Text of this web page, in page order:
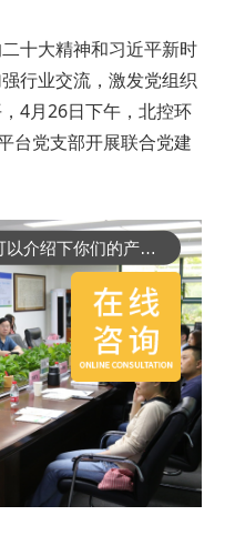
十大精神和习近平新时
行业交流，激发党组织
4月26日下午，北控环
台党支部开展联合党建